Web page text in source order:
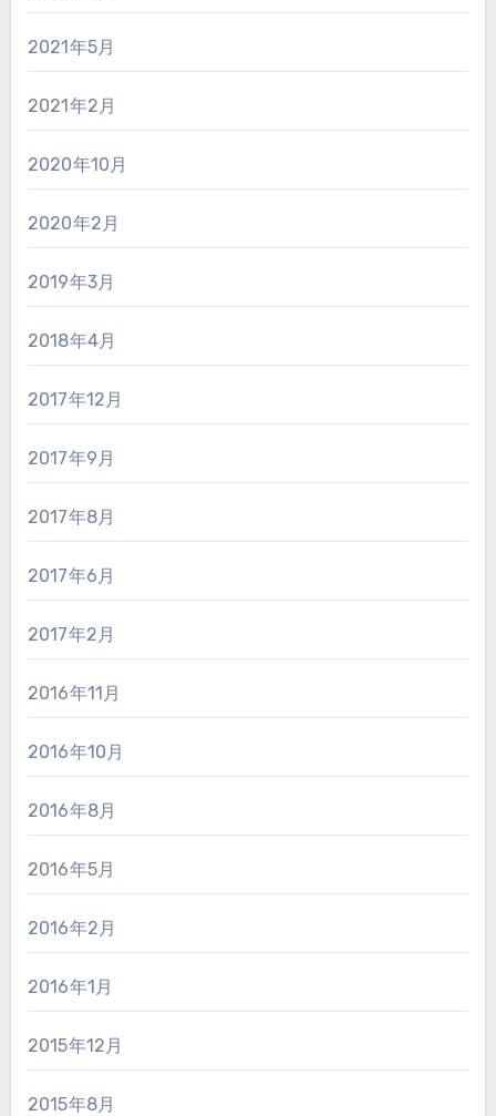
2021年5月
2021年2月
2020年10月
2020年2月
2019年3月
2018年4月
2017年12月
2017年9月
2017年8月
2017年6月
2017年2月
2016年11月
2016年10月
2016年8月
2016年5月
2016年2月
2016年1月
2015年12月
2015年8月